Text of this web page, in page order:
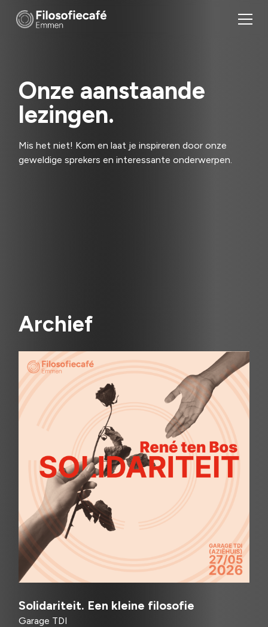
Onze aanstaande
lezingen.
Mis het niet! Kom en laat je inspireren door onze
geweldige sprekers en interessante onderwerpen.
Archief
Solidariteit. Een kleine filosofie
Garage TDI